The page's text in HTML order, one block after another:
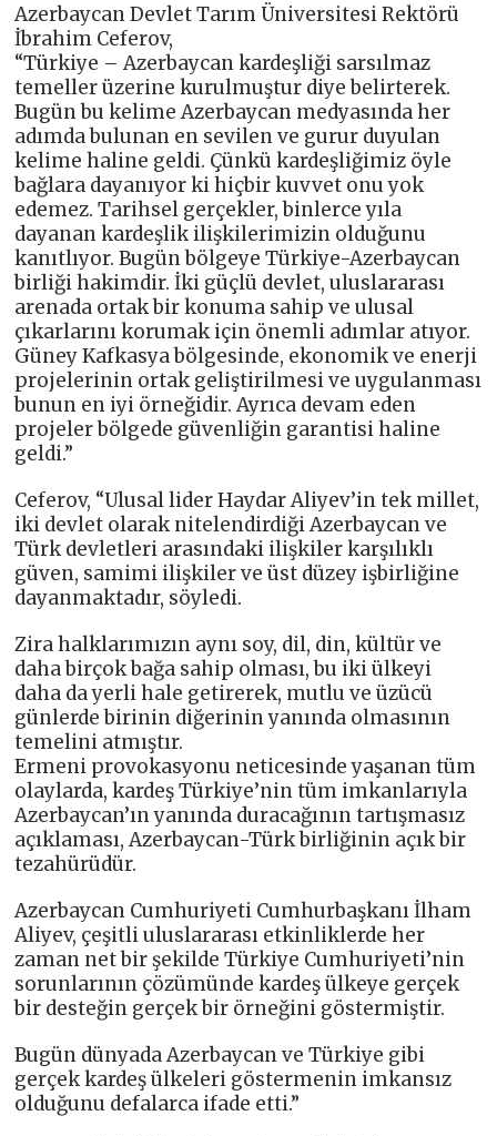
Azerbaycan Devlet Tarım Üniversitesi Rektörü
İbrahim Ceferov,
“Türkiye – Azerbaycan kardeşliği sarsılmaz
temeller üzerine kurulmuştur diye belirterek.
Bugün bu kelime Azerbaycan medyasında her
adımda bulunan en sevilen ve gurur duyulan
kelime haline geldi. Çünkü kardeşliğimiz öyle
bağlara dayanıyor ki hiçbir kuvvet onu yok
edemez. Tarihsel gerçekler, binlerce yıla
dayanan kardeşlik ilişkilerimizin olduğunu
kanıtlıyor. Bugün bölgeye Türkiye-Azerbaycan
birliği hakimdir. İki güçlü devlet, uluslararası
arenada ortak bir konuma sahip ve ulusal
çıkarlarını korumak için önemli adımlar atıyor.
Güney Kafkasya bölgesinde, ekonomik ve enerji
projelerinin ortak geliştirilmesi ve uygulanması
bunun en iyi örneğidir. Ayrıca devam eden
projeler bölgede güvenliğin garantisi haline
geldi.”
Ceferov, “Ulusal lider Haydar Aliyev’in tek millet,
iki devlet olarak nitelendirdiği Azerbaycan ve
Türk devletleri arasındaki ilişkiler karşılıklı
güven, samimi ilişkiler ve üst düzey işbirliğine
dayanmaktadır, söyledi.
Zira halklarımızın aynı soy, dil, din, kültür ve
daha birçok bağa sahip olması, bu iki ülkeyi
daha da yerli hale getirerek, mutlu ve üzücü
günlerde birinin diğerinin yanında olmasının
temelini atmıştır.
Ermeni provokasyonu neticesinde yaşanan tüm
olaylarda, kardeş Türkiye’nin tüm imkanlarıyla
Azerbaycan’ın yanında duracağının tartışmasız
açıklaması, Azerbaycan-Türk birliğinin açık bir
tezahürüdür.
Azerbaycan Cumhuriyeti Cumhurbaşkanı İlham
Aliyev, çeşitli uluslararası etkinliklerde her
zaman net bir şekilde Türkiye Cumhuriyeti’nin
sorunlarının çözümünde kardeş ülkeye gerçek
bir desteğin gerçek bir örneğini göstermiştir.
Bugün dünyada Azerbaycan ve Türkiye gibi
gerçek kardeş ülkeleri göstermenin imkansız
olduğunu defalarca ifade etti.”